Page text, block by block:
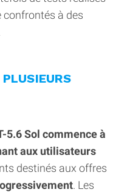
confrontés à des
5.6 Sol commence à
aux utilisateurs
destinés aux offres
. Les